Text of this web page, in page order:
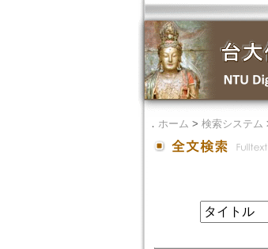
． ホーム > 検索システム